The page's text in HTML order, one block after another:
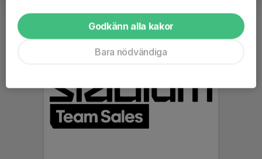
Godkänn alla kakor
Bara nödvändiga